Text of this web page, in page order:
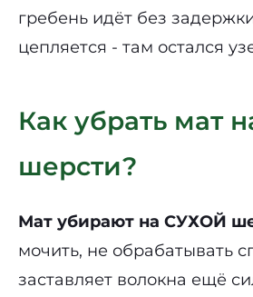
гребень идёт без
цепляется - там остался
Как убрать мат
шерсти?
Мат убирают на СУХОЙ
мочить, не обрабатывать
заставляет волокна ещё